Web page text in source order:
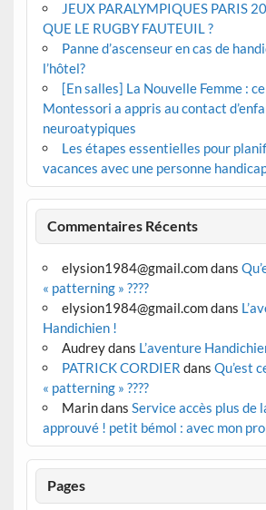
JEUX PARALYMPIQUES PARIS
QUE LE RUGBY FAUTEUIL ?
Panne d’ascenseur en cas de
l’hôtel?
[En salles] La Nouvelle Femme :
Montessori a appris au contact
neuroatypiques
Les étapes essentielles pour
vacances avec une personne
Commentaires Récents
elysion1984@gmail.comdans
« patterning » ????
elysion1984@gmail.comdans
Handichien !
Audreydans L’aventure
PATRICK CORDIER dans Qu’est
« patterning » ????
Marindans Service accès plus de
approuvé ! petit bémol : avec mon
Pages